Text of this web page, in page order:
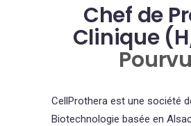
Chef de
Clinique
Pourvu
CellProthera est une société
Biotechnologie basée en